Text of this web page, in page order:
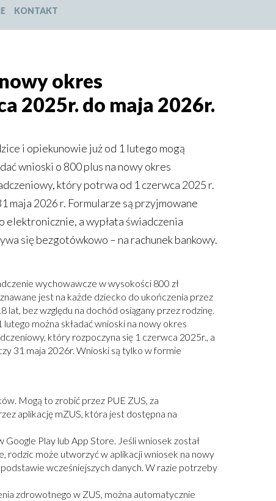
KONTAKT
okres
2025r. do maja 2026r.
i opiekunowie już od 1 lutego mogą
wnioski o 800 plus na nowy okres
który potrwa od 1 czerwca 2025 r.
maja 2026 r. Formularze są przyjmowane
elektronicznie, a wypłata świadczenia
się bezgotówkowo – na rachunek bankowy.
wychowawcze w wysokości 800 zł
jest na każde dziecko do ukończenia przez
lat, bez względu na dochód osiągany przez rodzinę.
lutego można składać wnioski na nowy okres
który rozpoczyna się 1 czerwca 2025r., a
31 maja 2026r. Wnioski są tylko w formie
Mogą to zrobić przez PUE ZUS, za
aplikację mZUS, która jest dostępna na
Play lub App Store. Jeśli wniosek został
rodzic może utworzyć w aplikacji wniosek na nowy
wcześniejszych danych. W razie potrzeby
zdrowotnego w ZUS, można automatycznie